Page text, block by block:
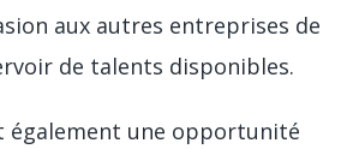
aux autres entreprises de
de talents disponibles.
également une opportunité